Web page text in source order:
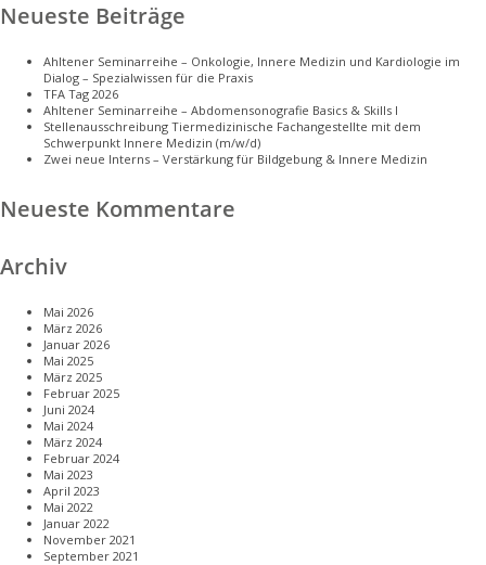
Neueste Beiträge
Ahltener Seminarreihe – Onkologie, Innere Medizin und Kardiologie im
Dialog – Spezialwissen für die Praxis
TFA Tag 2026
Ahltener Seminarreihe – Abdomensonografie Basics & Skills I
Stellenausschreibung Tiermedizinische Fachangestellte mit dem
Schwerpunkt Innere Medizin (m/w/d)
Zwei neue Interns – Verstärkung für Bildgebung & Innere Medizin
Neueste Kommentare
Archiv
Mai 2026
März 2026
Januar 2026
Mai 2025
März 2025
Februar 2025
Juni 2024
Mai 2024
März 2024
Februar 2024
Mai 2023
April 2023
Mai 2022
Januar 2022
November 2021
September 2021